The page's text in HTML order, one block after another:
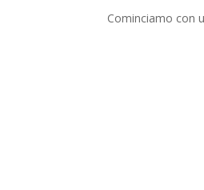
Cominciamo con